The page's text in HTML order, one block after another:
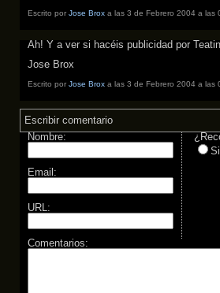
Escrito por Jose Brox a las 3 de Febrero 2004 a las
Ah! Y a ver si hacéis publicidad por
Jose Brox
Escrito por Jose Brox a las 3 de Febrero 2004 a las
Escribir comentario
Nombre:
Email:
URL:
Si
Comentarios: